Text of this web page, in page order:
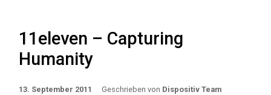
11eleven – Capturing
Humanity
13. September 2011 Geschrieben von Dispositiv Team